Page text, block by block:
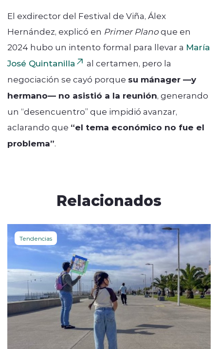
El exdirector del Festival de Viña, Álex
Hernández, explicó en Primer Planoque en
2024 hubo un intento formal para llevar a María
José Quintanilla
al certamen, pero la
negociación se cayó porque su mánager —y
hermano— no asistió a la reunión, generando
un “desencuentro” que impidió avanzar,
aclarando que “el tema económico no fue el
problema”.
Relacionados
Tendencias